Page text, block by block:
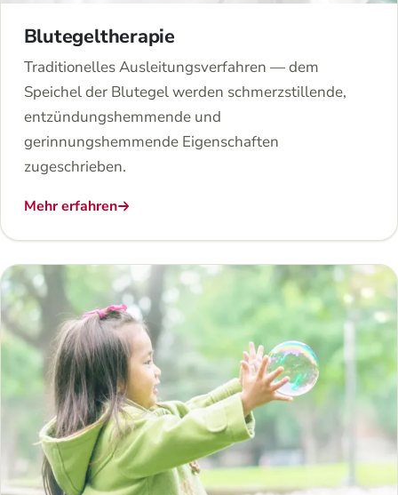
Blutegeltherapie
Traditionelles Ausleitungsverfahren — dem
Speichel der Blutegel werden schmerzstillende,
entzündungshemmende und
gerinnungshemmende Eigenschaften
zugeschrieben.
Mehr erfahren